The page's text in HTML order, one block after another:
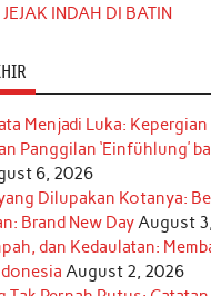
INDAH DI BATIN
Menjadi Luka:
Panggilan ‘Einfühlung’
6, 2026
Dilupakan Kotanya:
Brand New DayAugust
dan Kedaulatan:
August 2, 2026